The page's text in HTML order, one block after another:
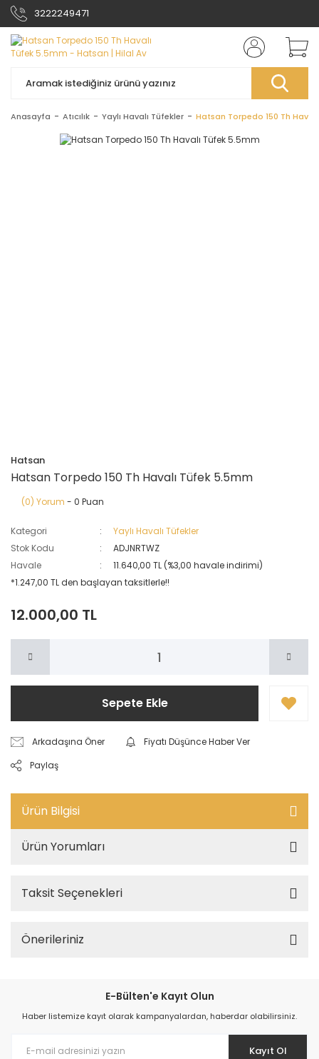
3222249471
Anasayfa Atıcılık Yaylı Havalı Tüfekler Hatsan Torpedo 150 Th
Hatsan
Hatsan Torpedo 150 Th Havalı Tüfek 5.5mm
(0) Yorum - 0 Puan
Kategori
Yaylı Havalı Tüfekler
Stok Kodu
ADJNRTWZ
Havale
11.640,00 TL (%3,00 havale indirimi)
*1.247,00 TL den başlayan taksitlerle!!
12.000,00 TL
Sepete Ekle
Arkadaşına Öner
Fiyatı Düşünce Haber Ver
Paylaş
Ürün Bilgisi
Ürün Yorumları
Taksit Seçenekleri
Önerileriniz
E-Bülten'e Kayıt Olun
Haber listemize kayıt olarak kampanyalardan, haberdar olabilirsiniz.
Kayıt Ol